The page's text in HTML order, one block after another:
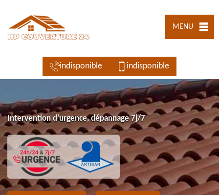
MENU
indisponible indisponible
Intervention d'urgence, dépannage 7j/7